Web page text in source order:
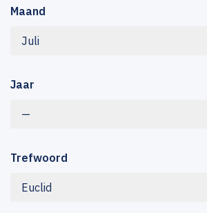
Maand
Juli
Jaar
—
Trefwoord
Euclid